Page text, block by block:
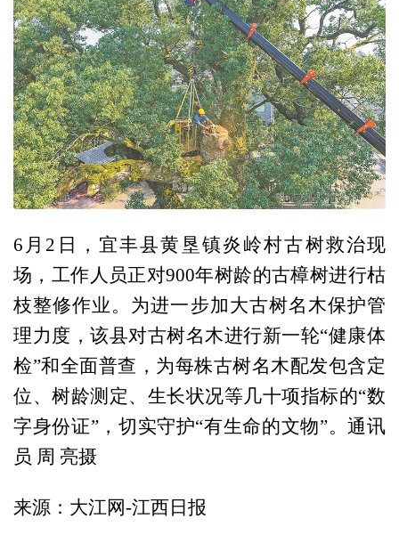
6月2日，宜丰县黄垦镇炎岭村古树救治现
场，工作人员正对900年树龄的古樟树进行枯
枝整修作业。为进一步加大古树名木保护管
理力度，该县对古树名木进行新一轮“健康体
检”和全面普查，为每株古树名木配发包含定
位、树龄测定、生长状况等几十项指标的“数
字身份证”，切实守护“有生命的文物”。通讯
员 周 亮摄
来源：大江网-江西日报